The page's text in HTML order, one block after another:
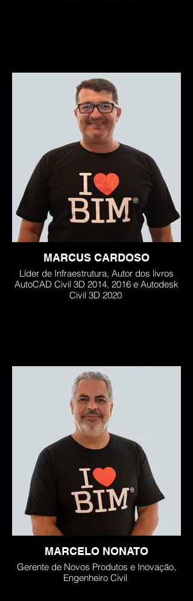
MARCUS CARDOSO
Líder de Infraestrutura, Autor dos livros
AutoCAD Civil 3D 2014, 2016 e Autodesk
Civil 3D 2020
MARCELO NONATO
Gerente de Novos Produtos e Inovação,
Engenheiro Civil